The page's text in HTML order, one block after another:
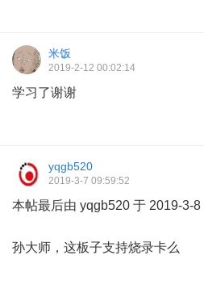
米饭
2019-2-12 00:02:14
学习了谢谢
yqgb520
2019-3-7 09:59:52
本帖最后由 yqgb520 于 2019-3-8
孙大师，这板子支持烧录卡么